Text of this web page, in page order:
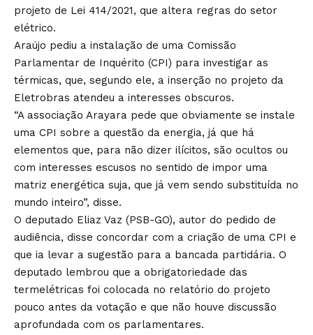
projeto de Lei 414/2021, que altera regras do setor
elétrico.
Araújo pediu a instalação de uma Comissão
Parlamentar de Inquérito (CPI) para investigar as
térmicas, que, segundo ele, a inserção no projeto da
Eletrobras atendeu a interesses obscuros.
“A associação Arayara pede que obviamente se instale
uma CPI sobre a questão da energia, já que há
elementos que, para não dizer ilícitos, são ocultos ou
com interesses escusos no sentido de impor uma
matriz energética suja, que já vem sendo substituída no
mundo inteiro”, disse.
O deputado Eliaz Vaz (PSB-GO), autor do pedido de
audiência, disse concordar com a criação de uma CPI e
que ia levar a sugestão para a bancada partidária. O
deputado lembrou que a obrigatoriedade das
termelétricas foi colocada no relatório do projeto
pouco antes da votação e que não houve discussão
aprofundada com os parlamentares.